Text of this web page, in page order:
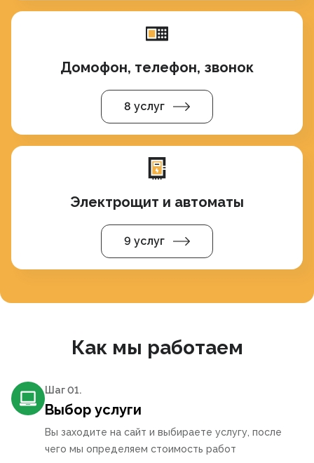
Домофон, телефон, звонок
8 услуг
Электрощит и автоматы
9 услуг
Как мы работаем
Шаг 01.
Выбор услуги
Вы заходите на сайт и выбираете услугу, после
чего мы определяем стоимость работ